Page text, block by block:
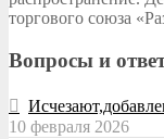
торгового союза
Вопросы и
10 февраля 2026